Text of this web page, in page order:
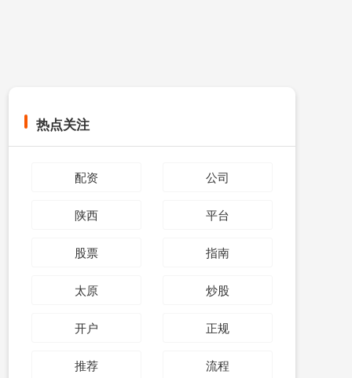
热点关注
配资 公司
陕西 平台
股票 指南
太原 炒股
开户 正规
推荐 流程